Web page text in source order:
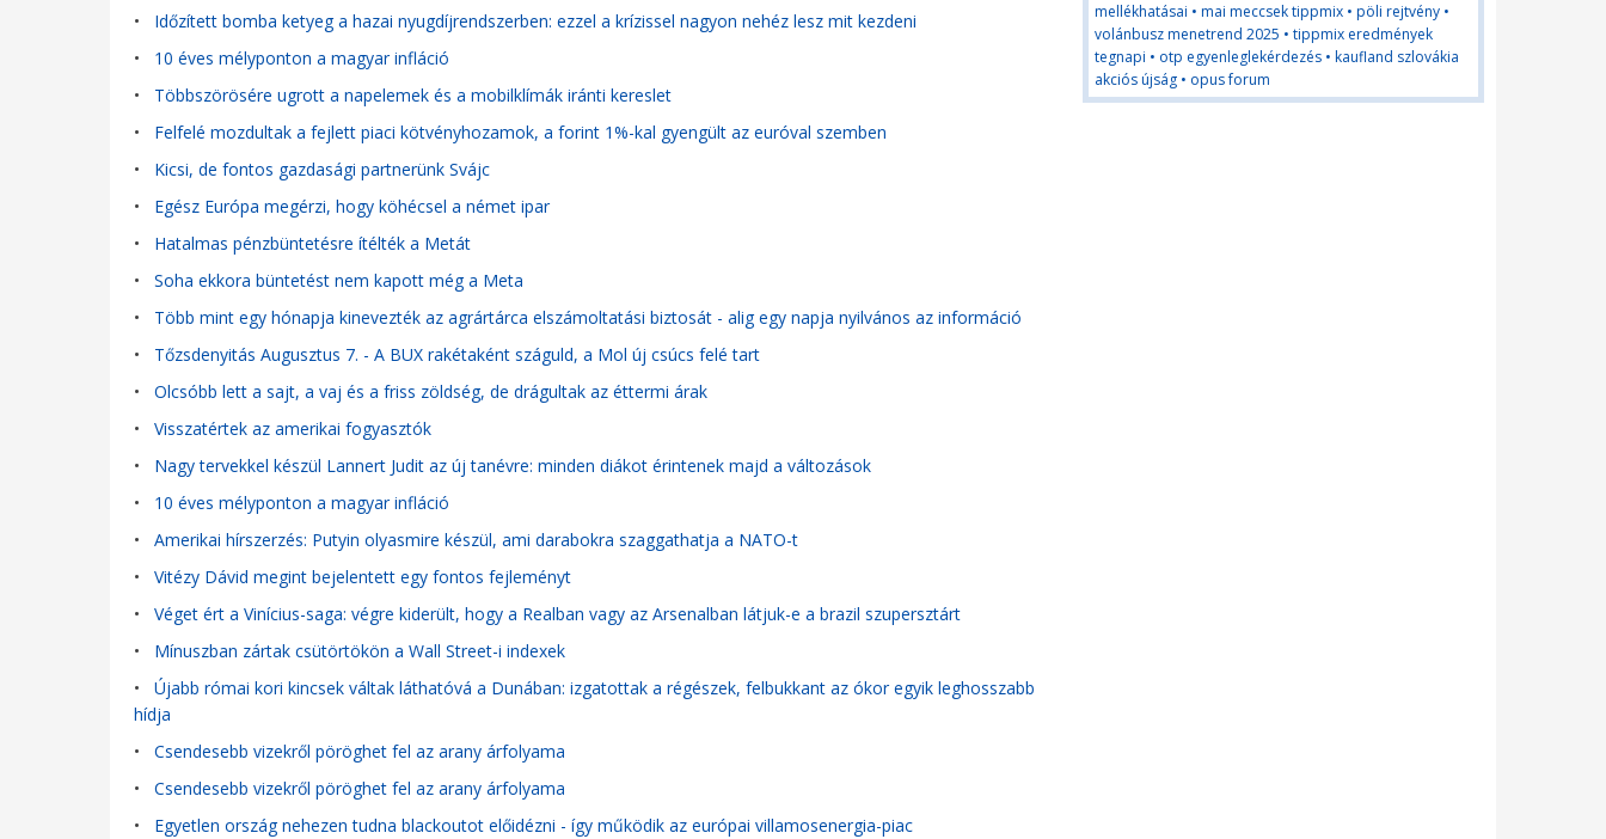
• Időzített bomba ketyeg a hazai nyugdíjrendszerben: ezzel a krízissel nagyon nehéz lesz mit kezdeni
• 10 éves mélyponton a magyar infláció
• Többszörösére ugrott a napelemek és a mobilklímák iránti kereslet
• Felfelé mozdultak a fejlett piaci kötvényhozamok, a forint 1%-kal gyengült az euróval szemben
• Kicsi, de fontos gazdasági partnerünk Svájc
• Egész Európa megérzi, hogy köhécsel a német ipar
• Hatalmas pénzbüntetésre ítélték a Metát
• Soha ekkora büntetést nem kapott még a Meta
• Több mint egy hónapja kinevezték az agrártárca elszámoltatási biztosát - alig egy napja nyilvános az információ
• Tőzsdenyitás Augusztus 7. - A BUX rakétaként száguld, a Mol új csúcs felé tart
• Olcsóbb lett a sajt, a vaj és a friss zöldség, de drágultak az éttermi árak
• Visszatértek az amerikai fogyasztók
• Nagy tervekkel készül Lannert Judit az új tanévre: minden diákot érintenek majd a változások
• 10 éves mélyponton a magyar infláció
• Amerikai hírszerzés: Putyin olyasmire készül, ami darabokra szaggathatja a NATO-t
• Vitézy Dávid megint bejelentett egy fontos fejleményt
• Véget ért a Vinícius-saga: végre kiderült, hogy a Realban vagy az Arsenalban látjuk-e a brazil szupersztárt
• Mínuszban zártak csütörtökön a Wall Street-i indexek
• Újabb római kori kincsek váltak láthatóvá a Dunában: izgatottak a régészek, felbukkant az ókor egyik leghosszabb
hídja
• Csendesebb vizekről pöröghet fel az arany árfolyama
• Csendesebb vizekről pöröghet fel az arany árfolyama
• Egyetlen ország nehezen tudna blackoutot előidézni - így működik az európai villamosenergia-piac
mellékhatásai • mai meccsek tippmix • pöli rejtvény •
volánbusz menetrend 2025 • tippmix eredmények
tegnapi • otp egyenleglekérdezés • kaufland szlovákia
akciós újság • opus forum